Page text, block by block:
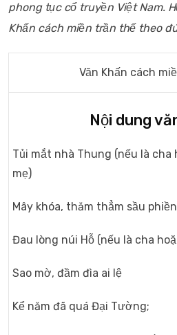
phong tục cổ truyền Việt Nam.
Khấn cách miền trần thế theo
Văn Khấn cách
Nội dung
Tủi mắt nhà Thung (nếu là cha
mẹ)
Mây khóa, thăm thẳm sầu
Đau lòng núi Hỗ (nếu là cha
Sao mờ, đầm đìa ai lệ
Kể năm đã quá Đại Tường;